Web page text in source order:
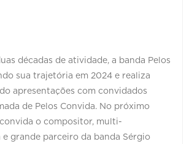
décadas de atividade, a banda Pelos
sua trajetória em 2024 e realiza
apresentações com convidados
de Pelos Convida. No próximo
o compositor, multi-
grande parceiro da banda Sérgio